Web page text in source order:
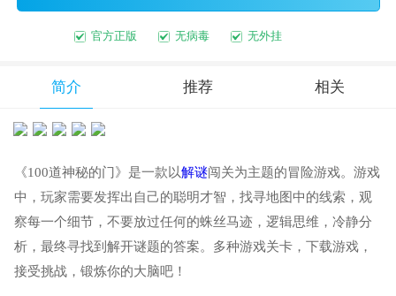
官方正版 无病毒 无外挂
简介 推荐 相关
《100道神秘的门》是一款以解谜闯关为主题的冒险游戏。游戏
中，玩家需要发挥出自己的聪明才智，找寻地图中的线索，观
察每一个细节，不要放过任何的蛛丝马迹，逻辑思维，冷静分
析，最终寻找到解开谜题的答案。多种游戏关卡，下载游戏，
接受挑战，锻炼你的大脑吧！